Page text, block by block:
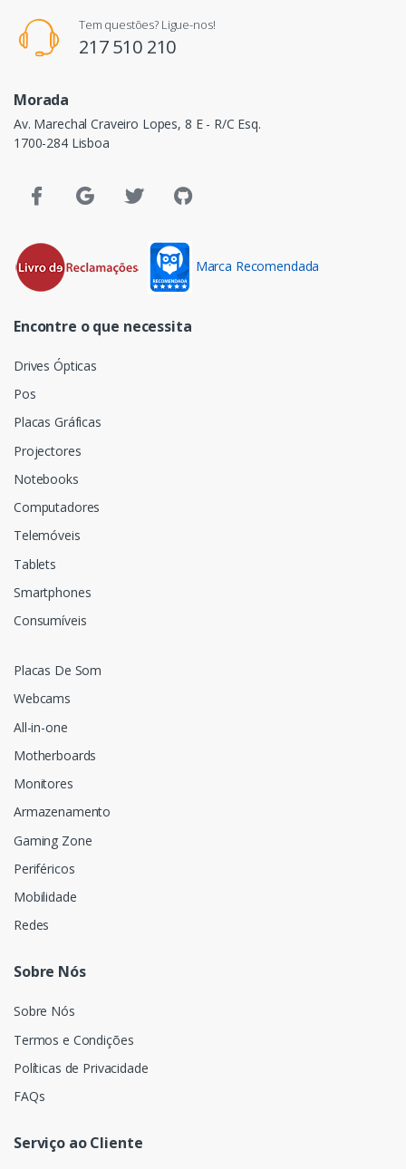
Tem questões? Ligue-nos!
217 510 210
Morada
Av. Marechal Craveiro Lopes, 8 E - R/C Esq.
1700-284 Lisboa
Marca Recomendada
Encontre o que necessita
Drives Ópticas
Pos
Placas Gráficas
Projectores
Notebooks
Computadores
Telemóveis
Tablets
Smartphones
Consumíveis
Placas De Som
Webcams
All-in-one
Motherboards
Monitores
Armazenamento
Gaming Zone
Periféricos
Mobilidade
Redes
Sobre Nós
Sobre Nós
Termos e Condições
Políticas de Privacidade
FAQs
Serviço ao Cliente